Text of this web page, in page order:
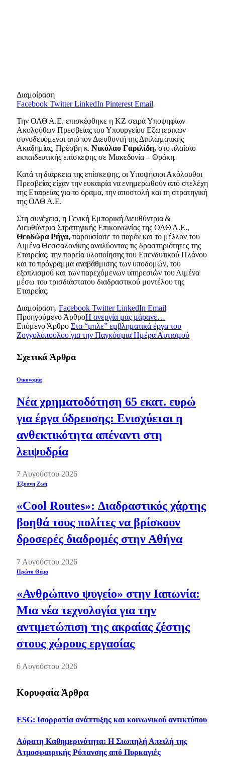
Διαμοίραση
Facebook Twitter LinkedIn Pinterest Email
Την ΟΛΘ Α.Ε. επισκέφθηκε η ΚΖ σειρά Υποψηφίων
Ακολούθων Πρεσβείας του Υπουργείου Εξωτερικών
συνοδευόμενοι από τον Διευθυντή της Διπλωματικής
Ακαδημίας, Πρέσβη κ.Νικόλαο Γαριλίδη,στο πλαίσιο
εκπαιδευτικής επίσκεψης σε Μακεδονία – Θράκη.
Κατά τη διάρκεια της επίσκεψης, οι Υποψήφιοι Ακόλουθοι
Πρεσβείας είχαν την ευκαιρία να ενημερωθούν από στελέχη
της Εταιρείας για το όραμα, την αποστολή και τη στρατηγική
της ΟΛΘ Α.Ε.
Στη συνέχεια, η Γενική Εμπορική Διευθύντρια &
Διευθύντρια Στρατηγικής Επικοινωνίας της ΟΛΘ Α.Ε.,
Θεοδώρα Ρήγα,παρουσίασε το παρόν και το μέλλον του
Λιμένα Θεσσαλονίκης αναλύοντας τις δραστηριότητες της
Εταιρείας, την πορεία υλοποίησης του Επενδυτικού Πλάνου
και το πρόγραμμα αναβάθμισης των υποδομών, του
εξοπλισμού και των παρεχόμενων υπηρεσιών του Λιμένα
μέσω του τρισδιάστατου διαδραστικού μοντέλου της
Εταιρείας.
Διαμοίραση. Facebook Twitter LinkedIn Email
Προηγούμενο ΆρθροΗ ανεργία μας μάρανε…
Επόμενο Άρθρο Στα “μπλε” εμβληματικά έργα του
Ζογγολόπουλου για την Παγκόσμια Ημέρα Αυτισμού
Σχετικά Άρθρα
Οικονομία
Νέα χρηματοδότηση 65 εκατ. ευρώ
για έργα ύδρευσης: Ενισχύεται η
ανθεκτικότητα απέναντι στη
λειψυδρία
7 Αυγούστου 2026
Έξυπνη Ζωή
«Cool Routes»: Διαδραστικός χάρτης
βοηθά τους πολίτες να βρίσκουν
δροσερές διαδρομές στην Αθήνα
7 Αυγούστου 2026
Πρώτο Θέμα
«Ανθρώπινο ψυγείο» στην Ιαπωνία:
Μια νέα τεχνολογία για την
αντιμετώπιση της ακραίας ζέστης
στους χώρους εργασίας
6 Αυγούστου 2026
Κορυφαία Άρθρα
ESG: Ισορροπία ανάπτυξης και κοινωνικού αντικτύπου
Αόρατη Καθημερινότητα: Η Σιωπηλή Απειλή της
Ατμοσφαιρικής Ρύπανσης από Πυρκαγιές